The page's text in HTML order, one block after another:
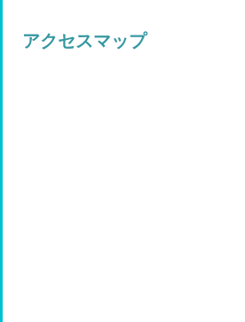
アクセスマップ